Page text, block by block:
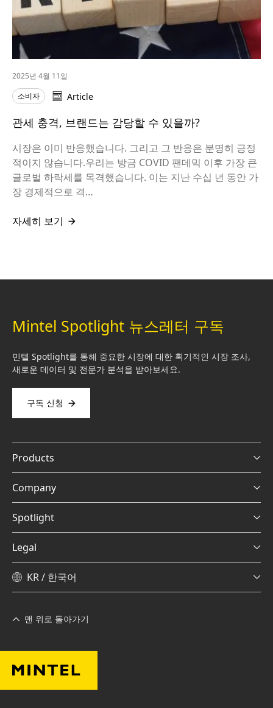
2025년 4월 11일
소비자
Article
관세 충격, 브랜드는 감당할 수 있을까?
시장은 이미 반응했습니다. 그리고 그 반응은 분명히 긍정
적이지 않습니다.우리는 방금 COVID 팬데믹 이후 가장 큰
글로벌 하락세를 목격했습니다. 이는 지난 수십 년 동안 가
장 경제적으로 격…
자세히 보기
Mintel Spotlight 뉴스레터 구독
민텔 Spotlight를 통해 중요한 시장에 대한 획기적인 시장 조사,
새로운 데이터 및 전문가 분석을 받아보세요.
구독 신청
Products
Company
Spotlight
Legal
KR / 한국어
맨 위로 돌아가기